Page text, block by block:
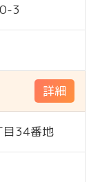
3
詳細
34番地